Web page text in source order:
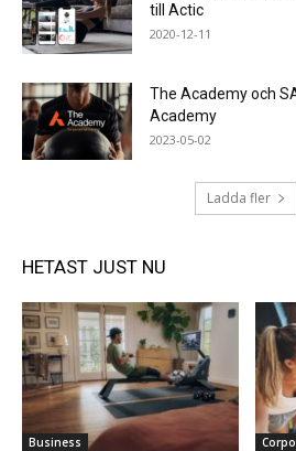
till Actic
2020-12-11
The Academy och
Academy
2023-05-02
Ladda fler
HETAST JUST NU
Business